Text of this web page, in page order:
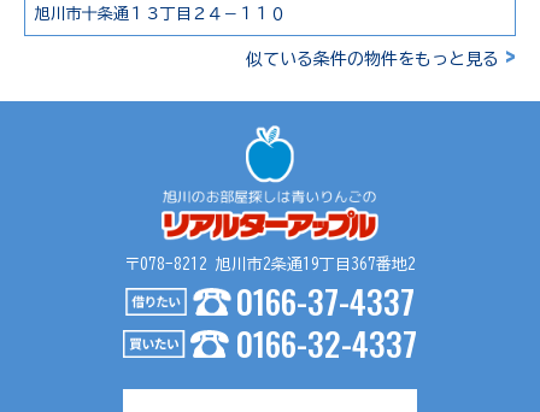
旭川市十条通１３丁目２４－１１０
似ている条件の物件をもっと見る >
〒078-8212 旭川市2条通19丁目367番地2
0166-37-4337
0166-32-4337